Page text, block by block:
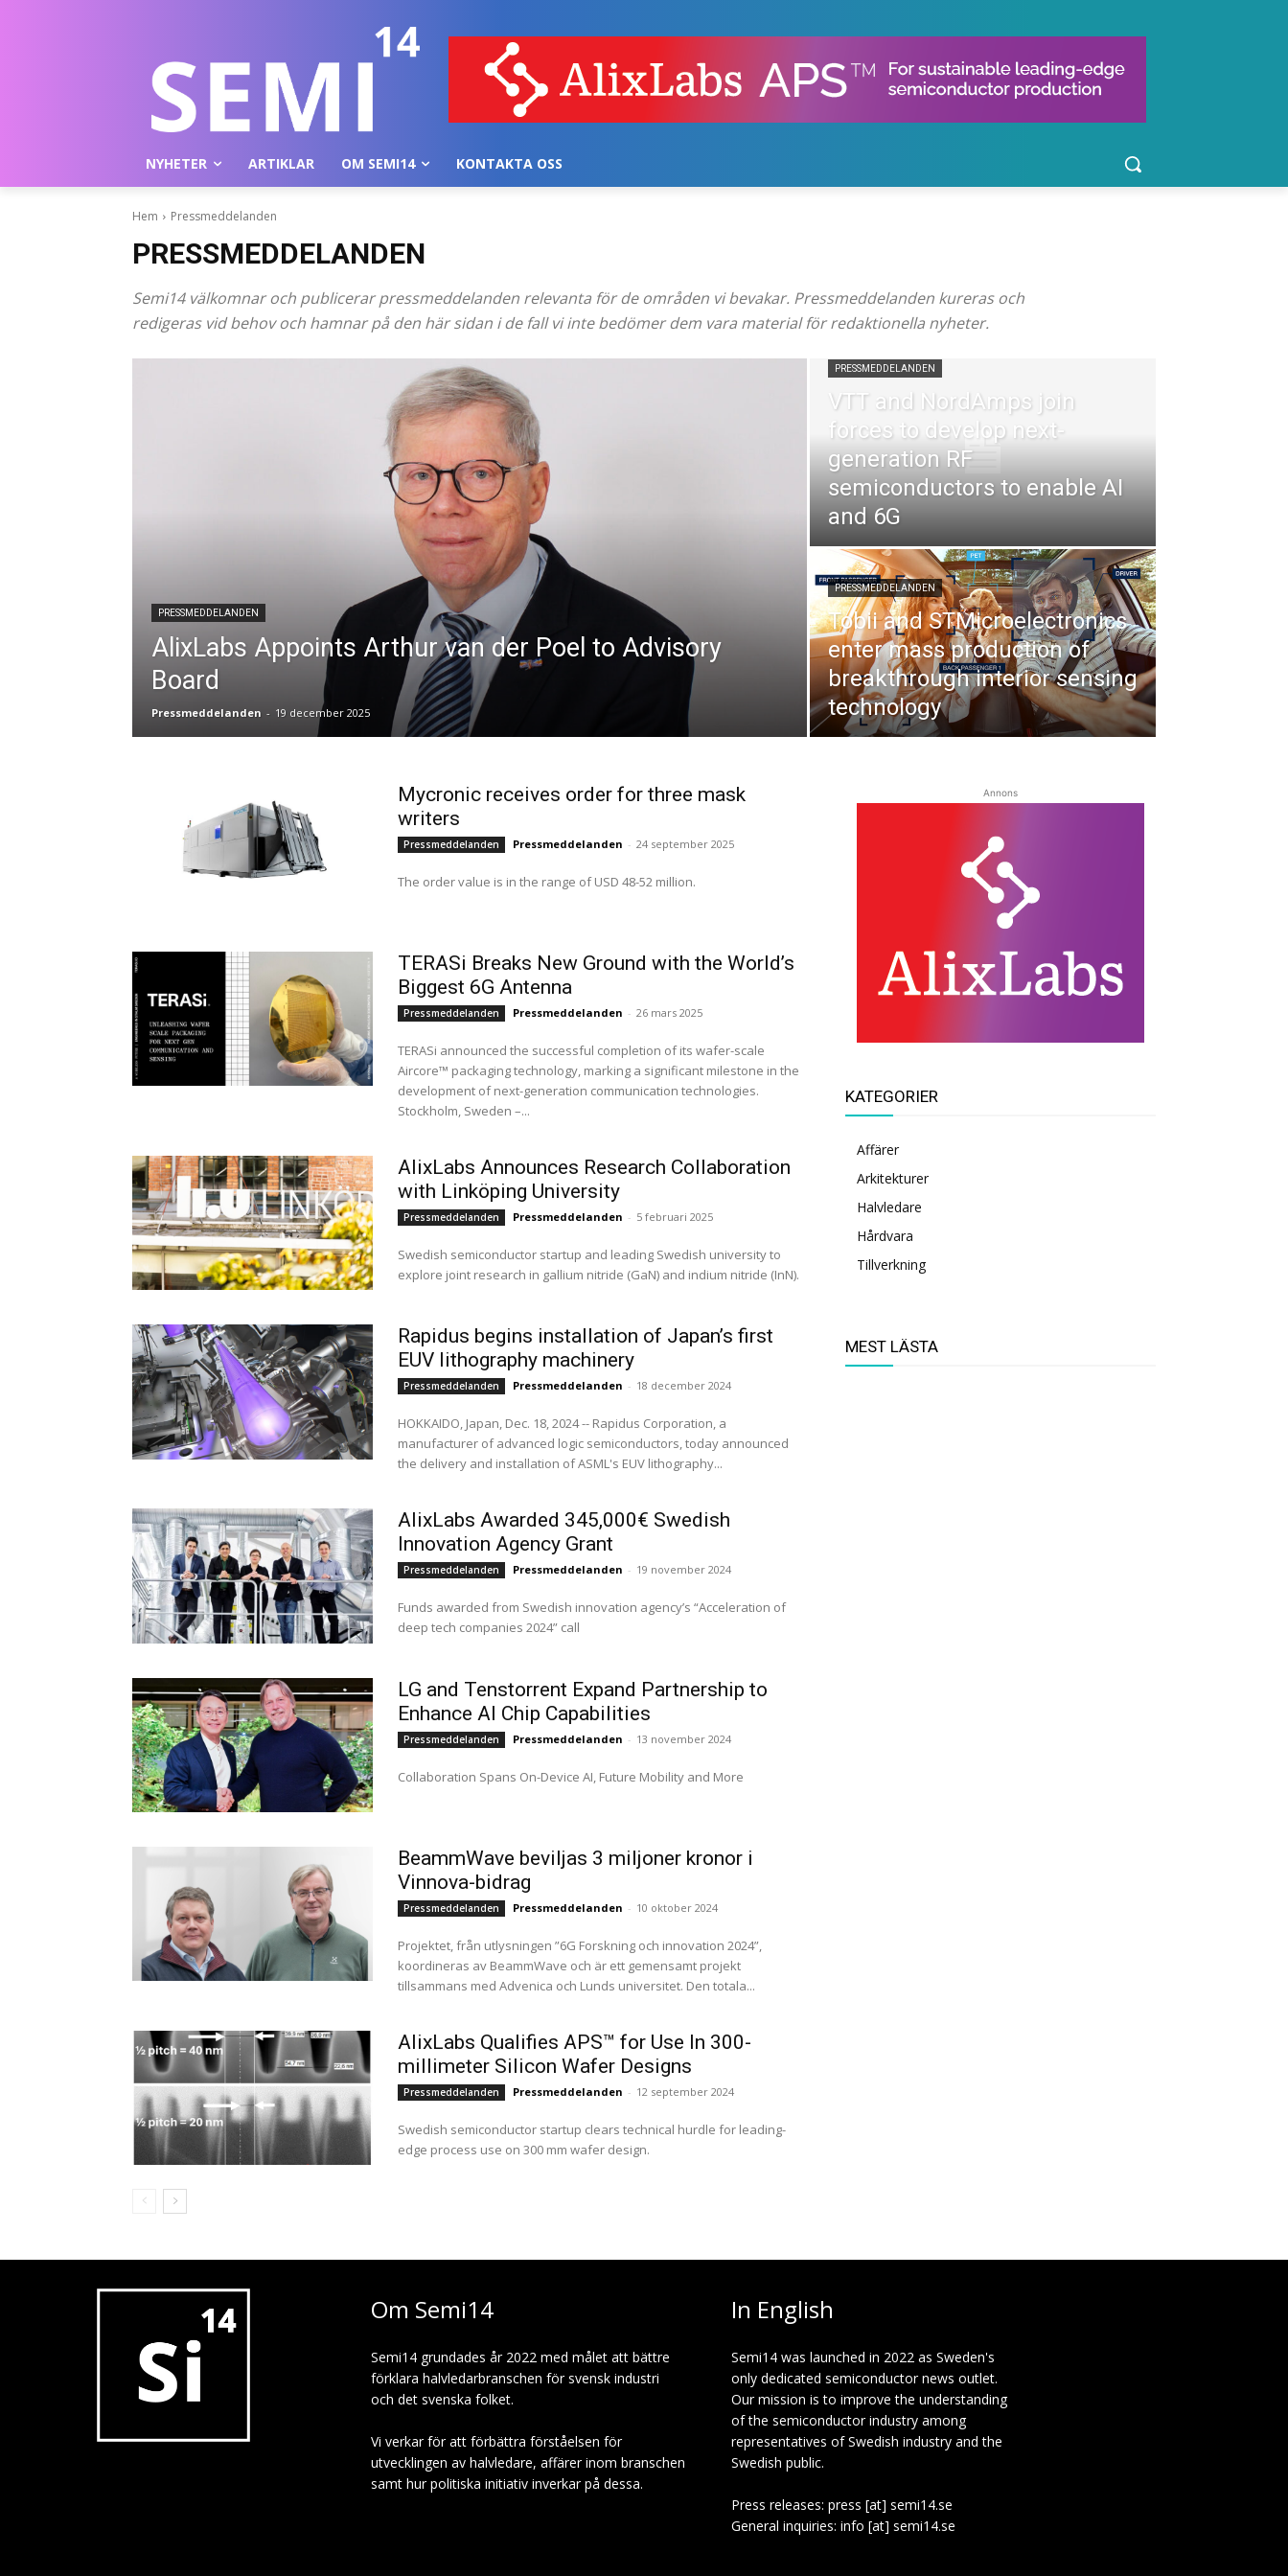
NYHETER ARTIKLAR OM SEMI14 KONTAKTA OSS
Hem Pressmeddelanden
PRESSMEDDELANDEN
Semi14 välkomnar och publicerar pressmeddelanden relevanta för de områden vi bevakar. Pressmeddelanden kureras och
redigeras vid behov och hamnar på den här sidan i de fall vi inte bedömer dem vara material för redaktionella nyheter.
PRESSMEDDELANDEN
AlixLabs Appoints Arthur van der Poel to Advisory
Board
Pressmeddelanden - 19 december 2025
PRESSMEDDELANDEN
VTT and NordAmps join
forces to develop next-
generation RF
semiconductors to enable AI
and 6G
PRESSMEDDELANDEN
Tobii and STMicroelectronics
enter mass production of
breakthrough interior sensing
technology
Mycronic receives order for three mask
writers
Pressmeddelanden Pressmeddelanden - 24 september 2025
The order value is in the range of USD 48-52 million.
TERASi Breaks New Ground with the World’s
Biggest 6G Antenna
Pressmeddelanden Pressmeddelanden - 26 mars 2025
TERASi announced the successful completion of its wafer-scale
Aircore™ packaging technology, marking a significant milestone in the
development of next-generation communication technologies.
Stockholm, Sweden –...
AlixLabs Announces Research Collaboration
with Linköping University
Pressmeddelanden Pressmeddelanden - 5 februari 2025
Swedish semiconductor startup and leading Swedish university to
explore joint research in gallium nitride (GaN) and indium nitride (InN).
Rapidus begins installation of Japan’s first
EUV lithography machinery
Pressmeddelanden Pressmeddelanden - 18 december 2024
HOKKAIDO, Japan, Dec. 18, 2024 -- Rapidus Corporation, a
manufacturer of advanced logic semiconductors, today announced
the delivery and installation of ASML's EUV lithography...
AlixLabs Awarded 345,000€ Swedish
Innovation Agency Grant
Pressmeddelanden Pressmeddelanden - 19 november 2024
Funds awarded from Swedish innovation agency’s “Acceleration of
deep tech companies 2024” call
LG and Tenstorrent Expand Partnership to
Enhance AI Chip Capabilities
Pressmeddelanden Pressmeddelanden - 13 november 2024
Collaboration Spans On-Device AI, Future Mobility and More
BeammWave beviljas 3 miljoner kronor i
Vinnova-bidrag
Pressmeddelanden Pressmeddelanden - 10 oktober 2024
Projektet, från utlysningen ”6G Forskning och innovation 2024”,
koordineras av BeammWave och är ett gemensamt projekt
tillsammans med Advenica och Lunds universitet. Den totala...
AlixLabs Qualifies APS™ for Use In 300-
millimeter Silicon Wafer Designs
Pressmeddelanden Pressmeddelanden - 12 september 2024
Swedish semiconductor startup clears technical hurdle for leading-
edge process use on 300 mm wafer design.
Annons
KATEGORIER
Affärer
Arkitekturer
Halvledare
Hårdvara
Tillverkning
MEST LÄSTA
Om Semi14
Semi14 grundades år 2022 med målet att bättre
förklara halvledarbranschen för svensk industri
och det svenska folket.
Vi verkar för att förbättra förståelsen för
utvecklingen av halvledare, affärer inom branschen
samt hur politiska initiativ inverkar på dessa.
In English
Semi14 was launched in 2022 as Sweden's
only dedicated semiconductor news outlet.
Our mission is to improve the understanding
of the semiconductor industry among
representatives of Swedish industry and the
Swedish public.
Press releases: press [at] semi14.se
General inquiries: info [at] semi14.se